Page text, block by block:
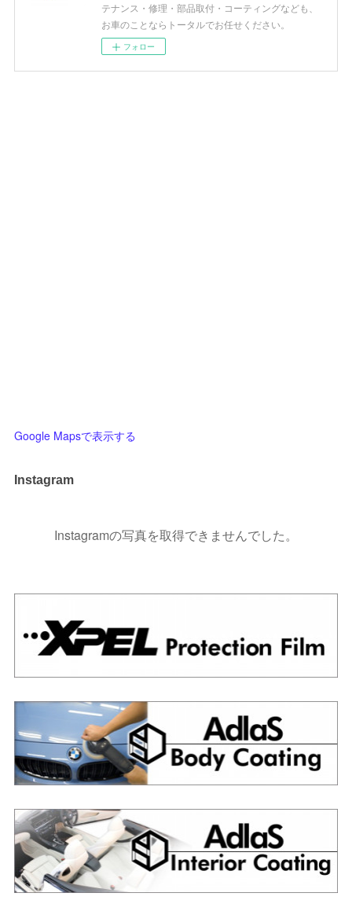
テナンス・修理・部品取付・コーティングなども、
お車のことならトータルでお任せください。
フォロー
Google Mapsで表示する
Instagram
Instagramの写真を取得できませんでした。